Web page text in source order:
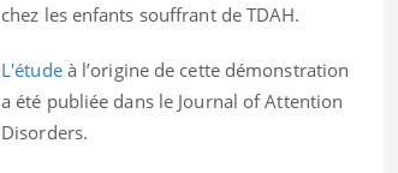
chez les enfants souffrant de TDAH.
L'étudeà l’origine de cette démonstration
a été publiée dans le Journal of Attention
Disorders.
Mordue par un
barracuda, une petite fille
réflexe essentiel
Légionellose en Suisse :
quelle est l’origine de la